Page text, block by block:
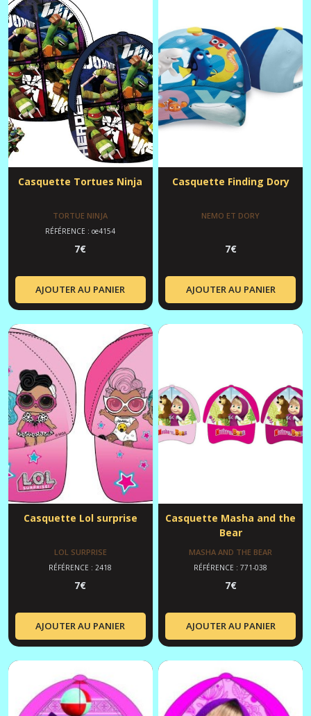
Casquette Tortues Ninja
TORTUE NINJA
RÉFÉRENCE : oe4154
7€
AJOUTER AU PANIER
Casquette Finding Dory
NEMO ET DORY
7€
AJOUTER AU PANIER
Casquette Lol surprise
LOL SURPRISE
RÉFÉRENCE : 2418
7€
AJOUTER AU PANIER
Casquette Masha and the
Bear
MASHA AND THE BEAR
RÉFÉRENCE : 771-038
7€
AJOUTER AU PANIER